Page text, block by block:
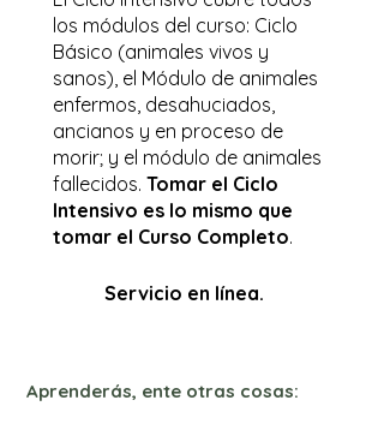
los módulos del curso: Ciclo
Básico (animales vivos y
sanos), el Módulo de animales
enfermos, desahuciados,
ancianos y en proceso de
morir; y el módulo de animales
fallecidos. Tomar el Ciclo
Intensivo es lo mismo que
tomar el Curso Completo.
Servicio en línea.
Aprenderás, ente otras cosas: